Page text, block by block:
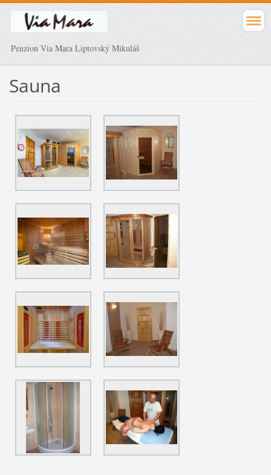
Penzion Via Mara Liptovský Mikuláš
Sauna